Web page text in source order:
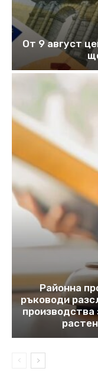
От 9 август
Районна
ръководи
производства